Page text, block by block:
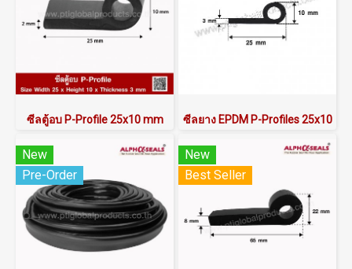
ซีลตู้อบ P-Profile 25x10 mm ซีลยาง EPDM P-Profiles 25x10
New
Pre-Order
New
Best Seller